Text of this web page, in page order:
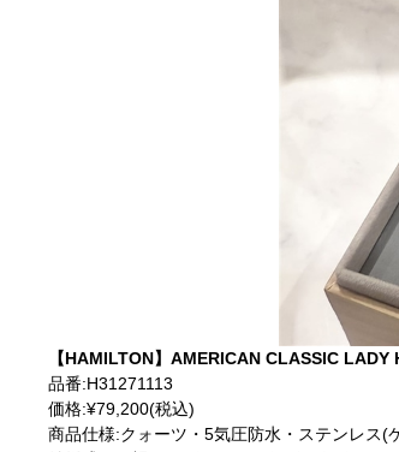
【HAMILTON】AMERICAN CLASSIC LADY
品番:H31271113
価格:¥79,200(税込)
商品仕様:クォーツ・5気圧防水・ステンレス(